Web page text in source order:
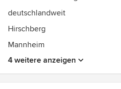
deutschlandweit
Hirschberg
Mannheim
4 weitere anzeigen